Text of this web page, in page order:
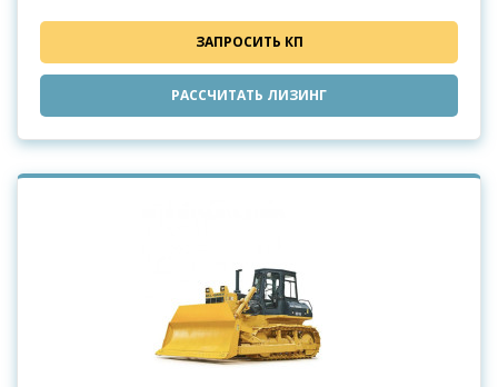
ЗАПРОСИТЬ КП
РАССЧИТАТЬ ЛИЗИНГ